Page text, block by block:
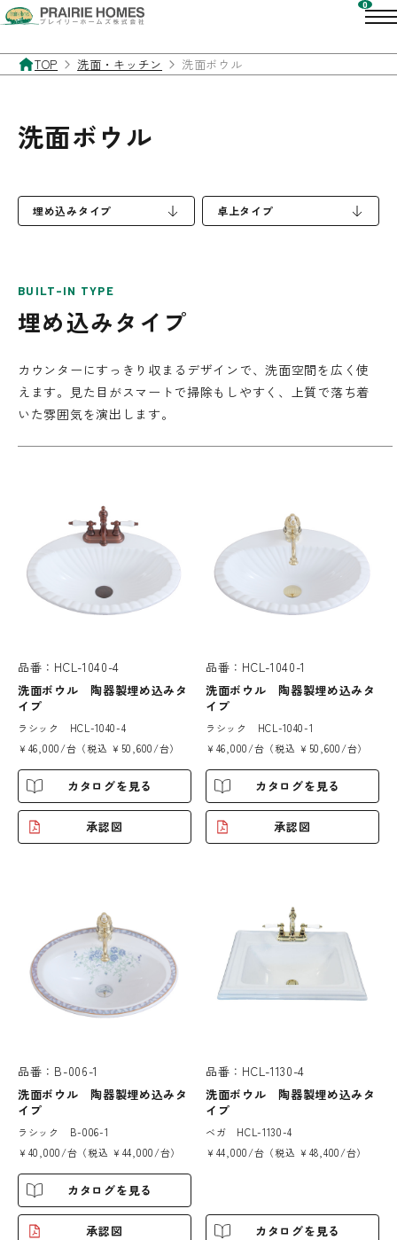
TOP 洗面・キッチン 洗面ボウル
洗面ボウル
埋め込みタイプ 卓上タイプ
BUILT-IN TYPE
埋め込みタイプ
カウンターにすっきり収まるデザインで、洗面空間を広く使
えます。見た目がスマートで掃除もしやすく、上質で落ち着
いた雰囲気を演出します。
品番：HCL-1040-4
洗面ボウル 陶器製埋め込みタ
イプ
ラシック HCL-1040-4
￥46,000/台（税込 ￥50,600/台）
カタログを見る
承認図
品番：HCL-1040-1
洗面ボウル 陶器製埋め込みタ
イプ
ラシック HCL-1040-1
￥46,000/台（税込 ￥50,600/台）
カタログを見る
承認図
品番：B-006-1
洗面ボウル 陶器製埋め込みタ
イプ
ラシック B-006-1
￥40,000/台（税込 ￥44,000/台）
カタログを見る
承認図
品番：HCL-1130-4
洗面ボウル 陶器製埋め込みタ
イプ
ベガ HCL-1130-4
￥44,000/台（税込 ￥48,400/台）
カタログを見る